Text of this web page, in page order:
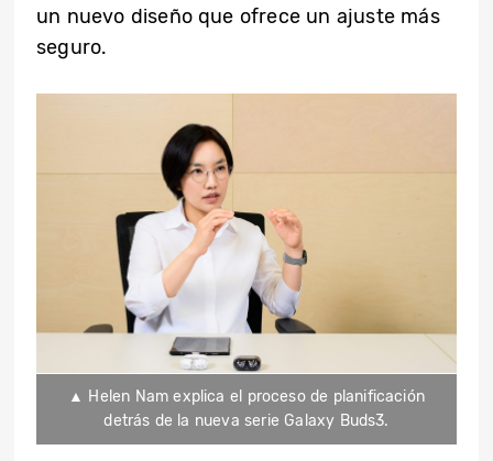
un nuevo diseño que ofrece un ajuste más
seguro.
▲ Helen Nam explica el proceso de planificación
detrás de la nueva serie Galaxy Buds3.